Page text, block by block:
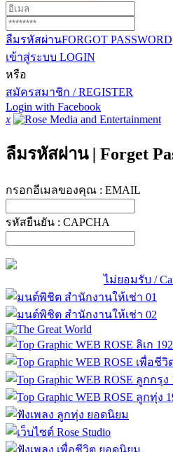
ลืมรหัสผ่านFORGOT PASSWORD
เข้าสู่ระบบ LOGIN
หรือ
สมัครสมาชิก / REGISTER
Login with Facebook
x
ลืมรหัสผ่าน | Forget
กรอกอีเมลของคุณ : EMAIL
รหัสยืนยัน : CAPCHA
ไม่ยอมรับ /